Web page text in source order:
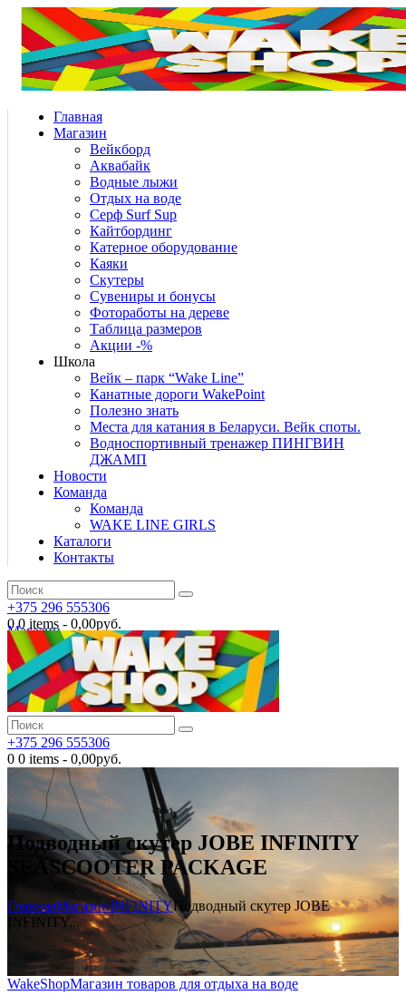
Главная
Магазин
Вейкборд
Аквабайк
Водные лыжи
Отдых на воде
Серф Surf Sup
Кайтбординг
Катерное оборудование
Каяки
Скутеры
Сувениры и бонусы
Фотоработы на дереве
Таблица размеров
Акции -%
Школа
Вейк – парк “Wake Line”
Канатные дороги WakePoint
Полезно знать
Места для катания в Беларуси. Вейк споты.
Водноспортивный тренажер ПИНГВИН
ДЖАМП
Новости
Команда
Команда
WAKE LINE GIRLS
Каталоги
Контакты
+375 296 555306
0 0 items - 0,00руб.
Магазин
+375 296 555306
0 0 items - 0,00руб.
Подводный скутер JOBE INFINITY
SEASCOOTER PACKAGE
ГлавнаяМагазинINFINITYПодводный скутер JOBE
INFINITY...
WakeShopМагазин товаров для отдыха на воде